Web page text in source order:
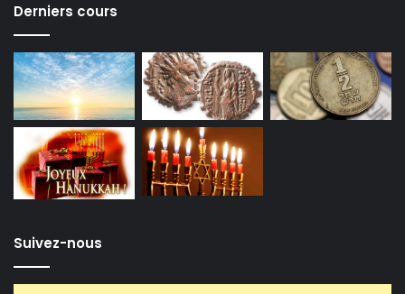
Derniers cours
Suivez-nous